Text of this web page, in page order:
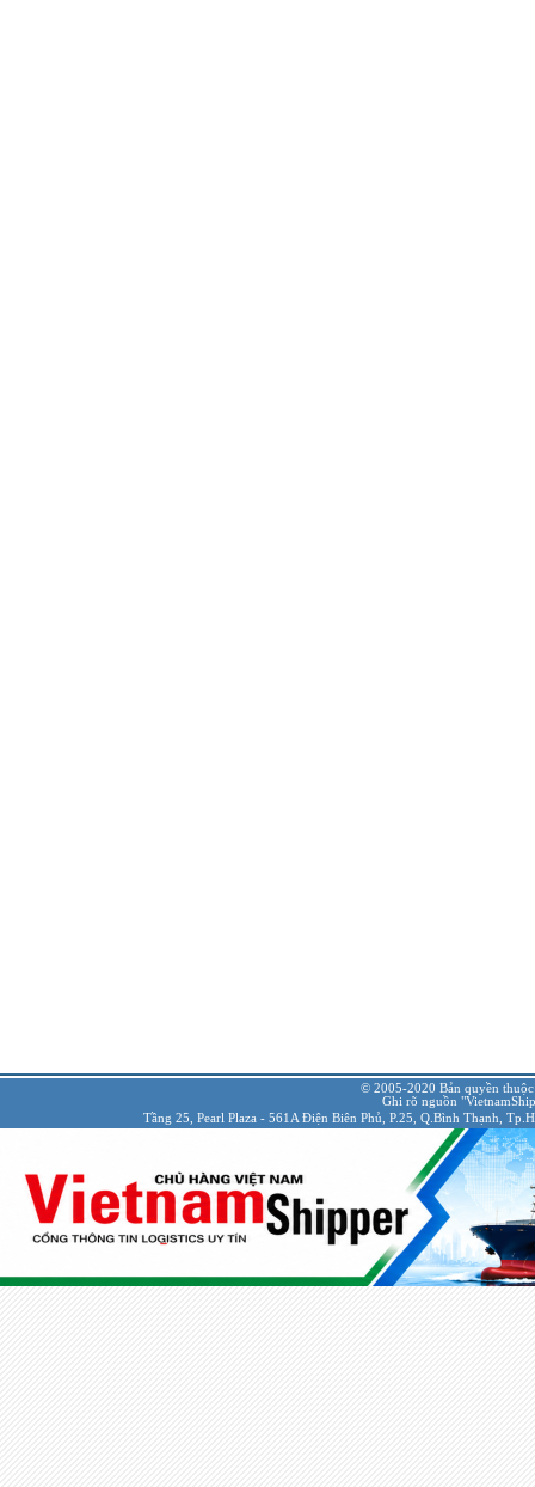
© 2005-2020 Bản quyền
Ghi rõ nguồn
Tầng 25, Pearl Plaza - 561A Điện Biên Phủ, P.25, Q.Bình Thạnh,